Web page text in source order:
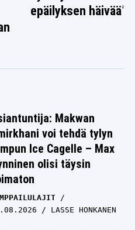
epäilyksen häivää”
Makwan
voi tehdä tylyn
Ice Cagelle – Max
olisi täysin
LASSE HONKANEN